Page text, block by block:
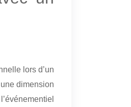
lors d’un
dimension